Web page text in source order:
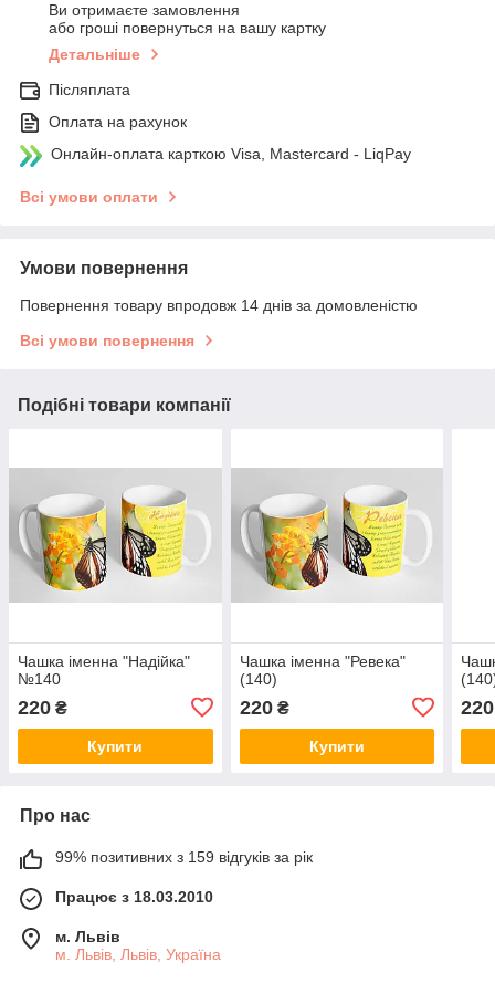
Ви отримаєте замовлення
або гроші повернуться на вашу картку
Детальніше
Післяплата
Оплата на рахунок
Онлайн-оплата карткою Visa, Mastercard - LiqPay
Всі умови оплати
Умови повернення
Повернення товару впродовж 14 днів за домовленістю
Всі умови повернення
Подібні товари компанії
Чашка іменна "Надійка"
№140
220 ₴
Купити
Чашка іменна "Ревека"
(140)
220₴
Купити
220
Про нас
99% позитивних з 159 відгуків за рік
Працює з 18.03.2010
м. Львів
м. Львів, Львів, Україна